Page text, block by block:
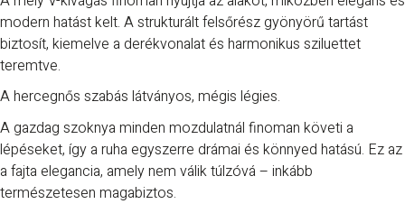
modern hatást kelt. A strukturált felsőrész gyönyörű tartást
biztosít, kiemelve a derékvonalat és harmonikus sziluettet
teremtve.
A hercegnős szabás látványos, mégis légies.
A gazdag szoknya minden mozdulatnál finoman követi a
lépéseket, így a ruha egyszerre drámai és könnyed hatású. Ez az
a fajta elegancia, amely nem válik túlzóvá – inkább
természetesen magabiztos.